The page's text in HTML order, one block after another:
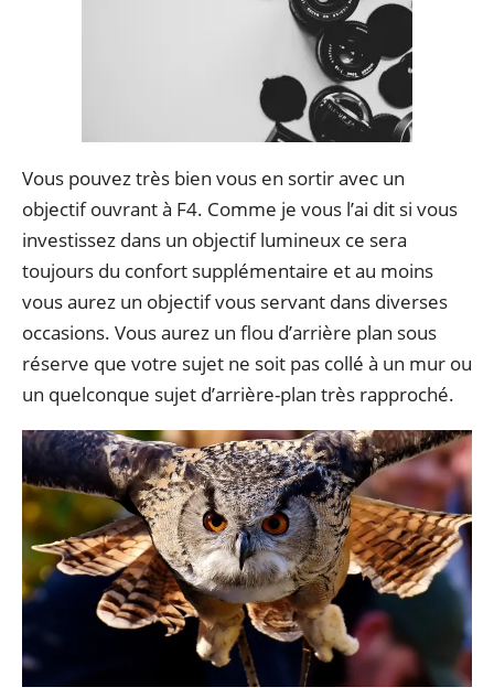
Vous pouvez très bien vous en sortir avec un
objectif ouvrant à F4. Comme je vous l’ai dit si vous
investissez dans un objectif lumineux ce sera
toujours du confort supplémentaire et au moins
vous aurez un objectif vous servant dans diverses
occasions. Vous aurez un flou d’arrière plan sous
réserve que votre sujet ne soit pas collé à un mur ou
un quelconque sujet d’arrière-plan très rapproché.